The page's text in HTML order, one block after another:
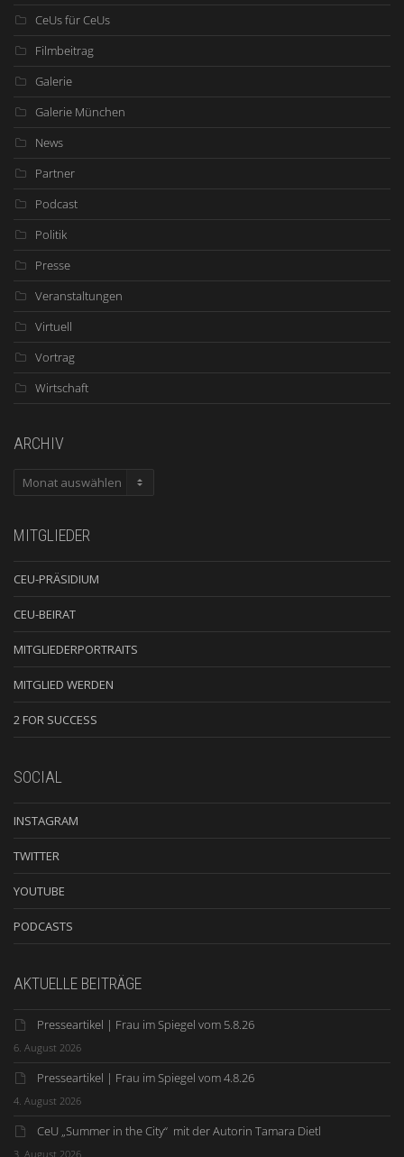
CeUs für CeUs
Filmbeitrag
Galerie
Galerie München
News
Partner
Podcast
Politik
Presse
Veranstaltungen
Virtuell
Vortrag
Wirtschaft
ARCHIV
ARCHIV
MITGLIEDER
CEU-PRÄSIDIUM
CEU-BEIRAT
MITGLIEDERPORTRAITS
MITGLIED WERDEN
2 FOR SUCCESS
SOCIAL
INSTAGRAM
TWITTER
YOUTUBE
PODCASTS
AKTUELLE BEITRÄGE
Presseartikel | Frau im Spiegel vom 5.8.26
6. August 2026
Presseartikel | Frau im Spiegel vom 4.8.26
4. August 2026
CeU „Summer in the City“ mit der Autorin Tamara Dietl
3. August 2026